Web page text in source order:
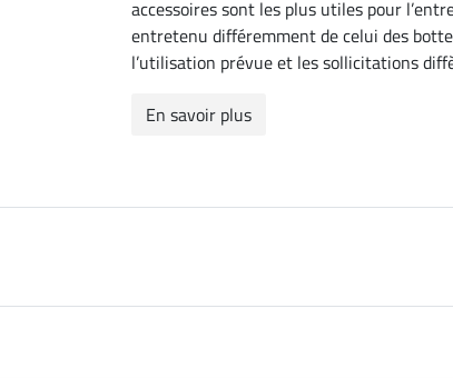
accessoires sont les plus utiles pour
entretenu différemment de celui des
l’utilisation prévue et les sollicitations
En savoir plus